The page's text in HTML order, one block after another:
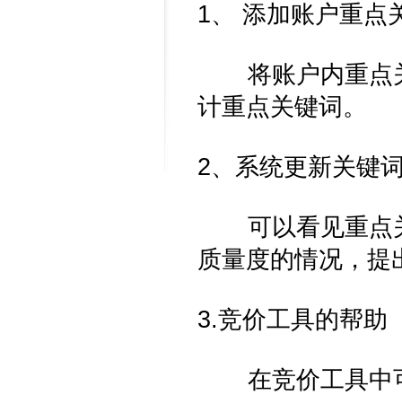
1、 添加账户重点
将账户内重点关
计重点关键词。
2、系统更新关键
可以看见重点关
质量度的情况，
3.竞价工具的帮助
在竞价工具中可